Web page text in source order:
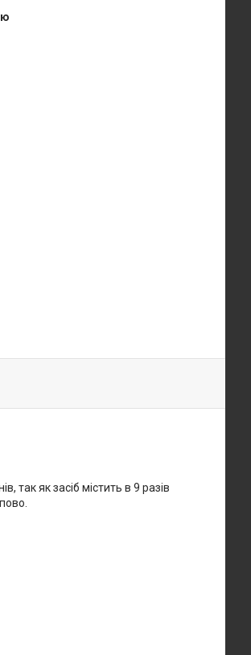
так як засіб містить в 9 разів